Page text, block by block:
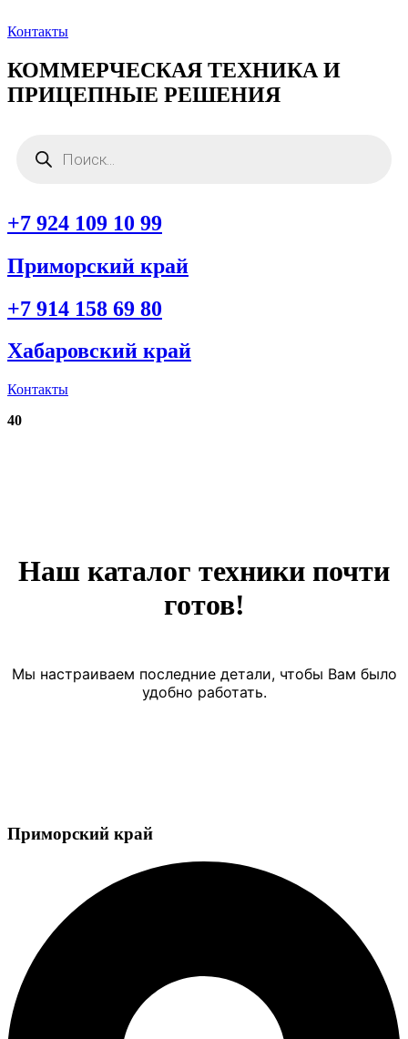
к
Контакты
КОММЕРЧЕСКАЯ ТЕХНИКА И
ПРИЦЕПНЫЕ РЕШЕНИЯ
товаров
+7 924 109 10 99
Приморский край
+7 914 158 69 80
Хабаровский край
Контакты
40
Наш каталог техники почти
готов!
Мы настраиваем последние детали, чтобы Вам было
удобно работать.
Приморский край